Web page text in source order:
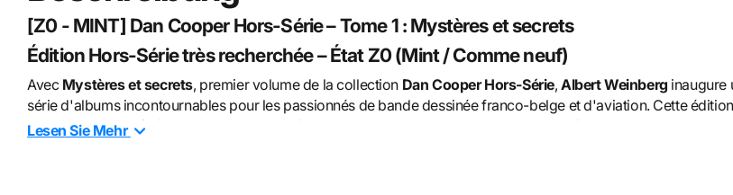
[Z0 - MINT] Dan Cooper Hors-Série – Tome 1 : Mystères et secrets
Édition Hors-Série très recherchée – État Z0 (Mint / Comme neuf)
Avec Mystères et secrets, premier volume de la collection Dan Cooper Hors-Série,Albert Weinberg inaugure
série d'albums incontournables pour les passionnés de bande dessinée franco-belge et d'aviation. Cette édition
publiée parLoup / Hibou
Lesen Sie Mehr